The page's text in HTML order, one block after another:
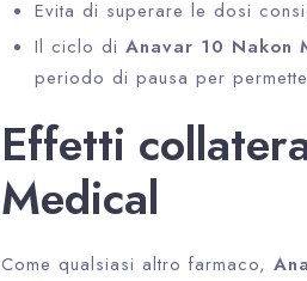
Evita di superare le dosi
Il ciclo di Anavar 10 Nakon
periodo di pausa per
Effetti
Medical
Come qualsiasi altro farmaco,